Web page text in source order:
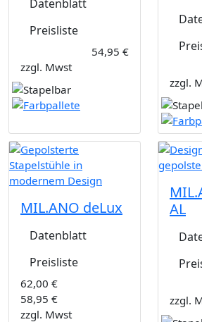
Datenblatt
Preisliste
54,95 €
zzgl. Mwst
zzgl.
MIL.ANO deLux
Datenblatt
Preisliste
62,00 €
58,95 €
zzgl. Mwst
AL
zzgl.